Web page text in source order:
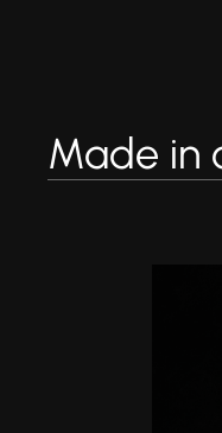
Made in